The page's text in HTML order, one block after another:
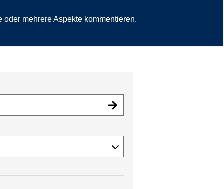
mehrere Aspekte kommentieren.